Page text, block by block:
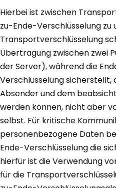
Hierbei ist zwischen
zu-Ende-Verschlüsselung zu
Transportverschlüsselung
Übertragung zwischen zwei
der Server), während die
Verschlüsselung sicherstellt,
Absender und dem
werden können, nicht aber
selbst. Für kritische
personenbezogene Daten
Ende-Verschlüsselung die
hierfür ist die Verwendung
für die